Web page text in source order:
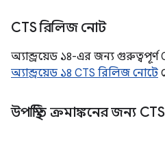
CTS রিলিজ নোট
অ্যান্ড্রয়েড ১৪-এর জন্য
অ্যান্ড্রয়েড ১৪ CTS রিলিজ নোটে
উপস্থিতি ক্রমাঙ্কনের জন্য